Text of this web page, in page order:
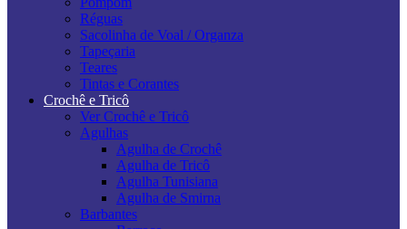
Réguas
Sacolinha de Voal / Organza
Tapeçaria
Teares
Tintas e Corantes
Crochê e Tricô
Ver Crochê e Tricô
Agulhas
Agulha de Crochê
Agulha de Tricô
Agulha Tunisiana
Agulha de Smirna
Barbantes